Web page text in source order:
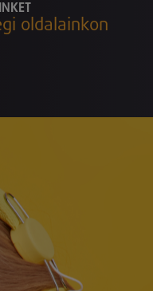
oldalainkon